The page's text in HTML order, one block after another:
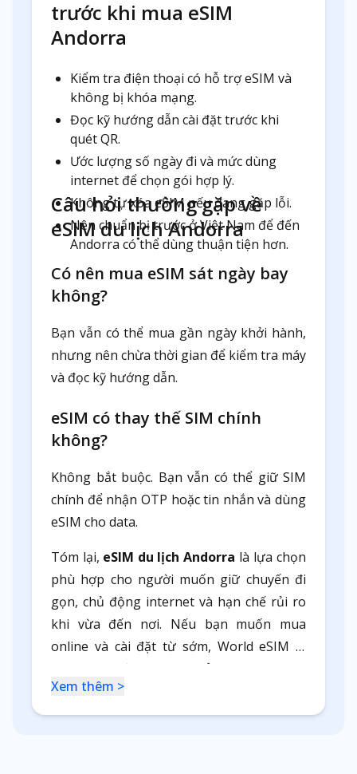
trước khi mua eSIM
Andorra
Kiểm tra điện thoại có hỗ trợ eSIM và
không bị khóa mạng.
Đọc kỹ hướng dẫn cài đặt trước khi
quét QR.
Ước lượng số ngày đi và mức dùng
internet để chọn gói hợp lý.
Không tự xóa eSIM nếu đang gặp lỗi.
Nên chuẩn bị trước ở Việt Nam để đến
Andorra có thể dùng thuận tiện hơn.
Câu hỏi thường gặp về
eSIM du lịch Andorra
Có nên mua eSIM sát ngày bay
không?
Bạn vẫn có thể mua gần ngày khởi hành,
nhưng nên chừa thời gian để kiểm tra máy
và đọc kỹ hướng dẫn.
eSIM có thay thế SIM chính
không?
Không bắt buộc. Bạn vẫn có thể giữ SIM
chính để nhận OTP hoặc tin nhắn và dùng
eSIM cho data.
Tóm lại, eSIM du lịch Andorra là lựa chọn
phù hợp cho người muốn giữ chuyến đi
gọn, chủ động internet và hạn chế rủi ro
khi vừa đến nơi. Nếu bạn muốn mua
online và cài đặt từ sớm, World eSIM là
phương án đáng tham khảo.
Xem thêm >